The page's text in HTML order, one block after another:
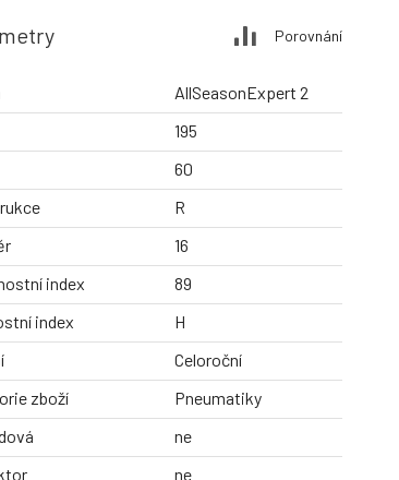
Porovnání
AllSeasonExpert 2
195
60
R
16
index
89
index
H
Celoroční
zboží
Pneumatiky
ne
ne